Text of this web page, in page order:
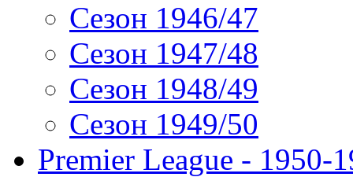
Сезон 1946/47
Сезон 1947/48
Сезон 1948/49
Сезон 1949/50
Premier League - 1950-